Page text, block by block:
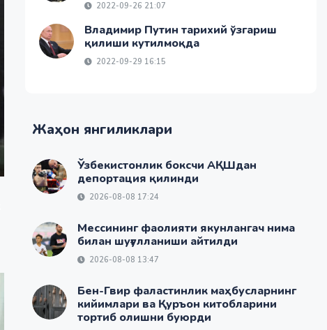
2022-09-26 21:07
Владимир Путин тарихий ўзгариш
қилиши кутилмоқда
2022-09-29 16:15
Жаҳон янгиликлари
Ўзбекистонлик боксчи АҚШдан
депортация қилинди
2026-08-08 17:24
Мессининг фаолияти якунлангач нима
билан шуғулланиши айтилди
2026-08-08 13:47
Бен-Гвир фаластинлик маҳбусларнинг
кийимлари ва Қуръон китобларини
тортиб олишни буюрди